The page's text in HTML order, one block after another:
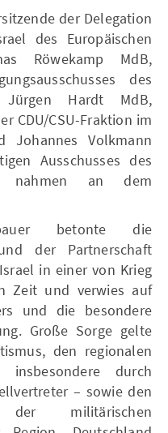
der Delegation
des Europäischen
Röwekamp MdB,
des
Jürgen Hardt MdB,
CDU/CSU-Fraktion im
Johannes Volkmann
Ausschusses des
nahmen an dem
betonte die
der Partnerschaft
in einer von Krieg
Zeit und verwies auf
und die besondere
Große Sorge gelte
den regionalen
insbesondere durch
– sowie den
militärischen